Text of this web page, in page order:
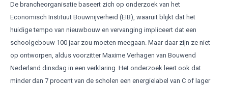
De brancheorganisatie baseert zich op onderzoek van het
Economisch Instituut Bouwnijverheid (EIB), waaruit blijkt dat het
huidige tempo van nieuwbouw en vervanging impliceert dat een
schoolgebouw 100 jaar zou moeten meegaan. Maar daar zijn ze niet
op ontworpen, aldus voorzitter Maxime Verhagen van Bouwend
Nederland dinsdag in een verklaring. Het onderzoek leert ook dat
minder dan 7 procent van de scholen een energielabel van C of lager